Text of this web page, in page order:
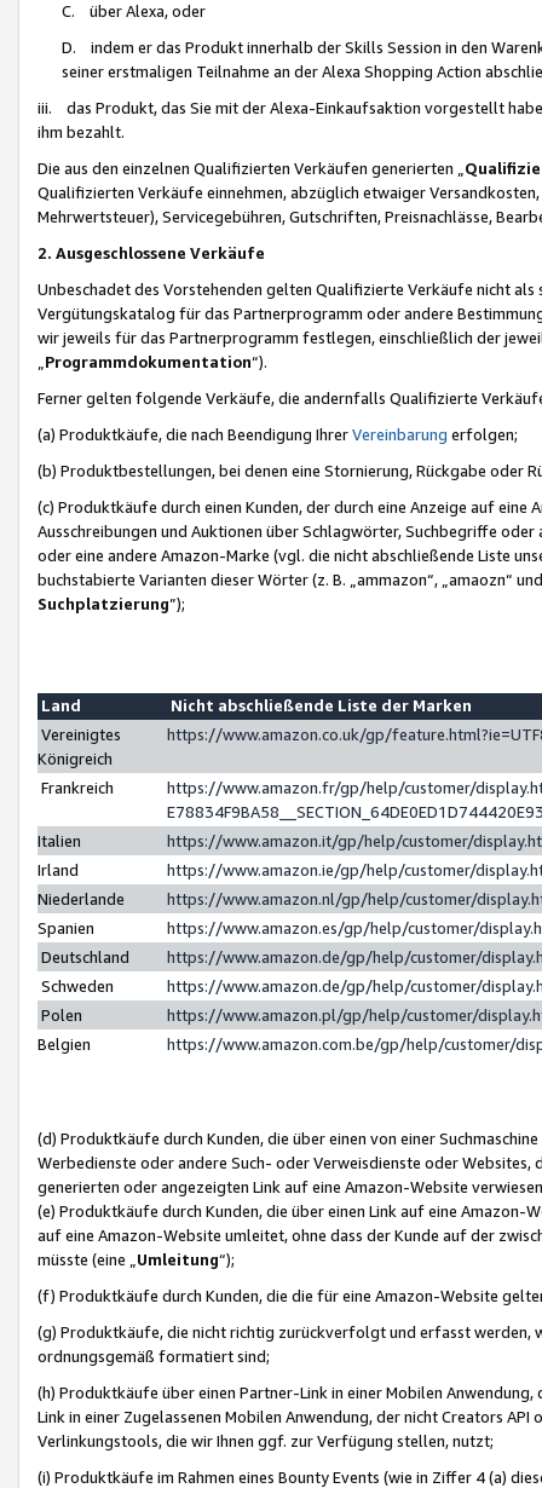
C. über Alexa, oder
D. indem er das Produkt innerhalb der Skills Session in den
seiner erstmaligen Teilnahme an der Alexa Shopping Action
iii. das Produkt, das Sie mit der Alexa-Einkaufsaktion vorgestellt
ihm bezahlt.
Die aus den einzelnen Qualifizierten Verkäufen generierten „
Qualifizierten Verkäufe einnehmen, abzüglich etwaiger
Mehrwertsteuer), Servicegebühren, Gutschriften, Preisnachlässe,
2. Ausgeschlossene Verkäufe
Unbeschadet des Vorstehenden gelten Qualifizierte Verkäufe nicht
Vergütungskatalog für das Partnerprogramm oder andere
wir jeweils für das Partnerprogramm festlegen, einschließlich der
Programmdokumentation“).
Ferner gelten folgende Verkäufe, die andernfalls Qualifizierte
(a) Produktkäufe, die nach Beendigung IhrerVereinbarung erfolgen;
(b) Produktbestellungen, bei denen eine Stornierung, Rückgabe oder
(c) Produktkäufe durch einen Kunden, der durch eine Anzeige auf
Ausschreibungen und Auktionen über Schlagwörter, Suchbegriffe
oder eine andere Amazon-Marke (vgl. die nicht abschließende Liste
buchstabierte Varianten dieser Wörter (z. B. „ammazon“, „amaozn“
Suchplatzierung”);
Land
Nicht abschließende Liste der Marken
Vereinigtes
Königreich
https://www.amazon.co.uk/gp/
Frankreich
https://www.amazon.fr/gp/help/customer/
Italien
https://www.amazon.it/gp/help/customer/
Irland
https://www.amazon.ie/gp/help/customer/
Niederlande
https://www.amazon.nl/gp/help/customer/
Spanien
https://www.amazon.es/gp/help/customer/
Deutschland
https://www.amazon.de/gp/help/customer/
Schweden
https://www.amazon.de/gp/help/customer/
Polen
https://www.amazon.pl/gp/help/customer/
Belgien
https://www.amazon.com.be/gp/help/customer/
(d) Produktkäufe durch Kunden, die über einen von einer
Werbedienste oder andere Such- oder Verweisdienste oder Websites,
generierten oder angezeigten Link auf eine Amazon-Website
(e) Produktkäufe durch Kunden, die über einen Link auf eine
auf eine Amazon-Website umleitet, ohne dass der Kunde auf der
müsste (eine „ Umleitung“);
(f) Produktkäufe durch Kunden, die die für eine Amazon-Website
(g) Produktkäufe, die nicht richtig zurückverfolgt und erfasst werden,
ordnungsgemäß formatiert sind;
(h) Produktkäufe über einen Partner-Link in einer Mobilen
Link in einer Zugelassenen Mobilen Anwendung, der nicht Creators
Verlinkungstools, die wir Ihnen ggf. zur Verfügung stellen, nutzt;
(i) Produktkäufe im Rahmen eines Bounty Events (wie in Ziffer 4 (a)